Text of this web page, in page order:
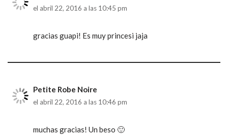
el abril 22, 2016 a las 10:45 pm
gracias guapi! Es muy princesi jaja
Petite Robe Noire
el abril 22, 2016 a las 10:46 pm
muchas gracias! Un beso 🙂